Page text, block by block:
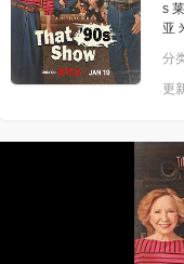
s
亚
分
更